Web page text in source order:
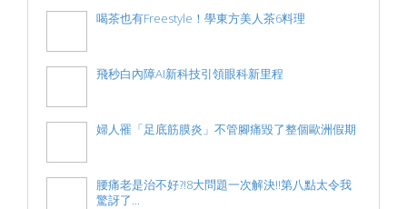
喝茶也有Freestyle！學東方美人茶6料理
飛秒白內障AI新科技引領眼科新里程
婦人罹「足底筋膜炎」不管腳痛毀了整個歐洲假期
腰痛老是治不好?!8大問題一次解決!!第八點太令我
驚訝了...